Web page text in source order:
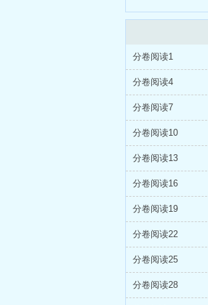
分卷阅读1
分卷阅读4
分卷阅读7
分卷阅读10
分卷阅读13
分卷阅读16
分卷阅读19
分卷阅读22
分卷阅读25
分卷阅读28